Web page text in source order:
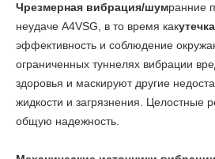
Чрезмерная вибрация/шумранние
неудаче A4VSG, в то время какутечка
эффективность и соблюдение
ограниченных туннелях вибрации
здоровья и маскируют другие
жидкости и загрязнения.
общую надежность.